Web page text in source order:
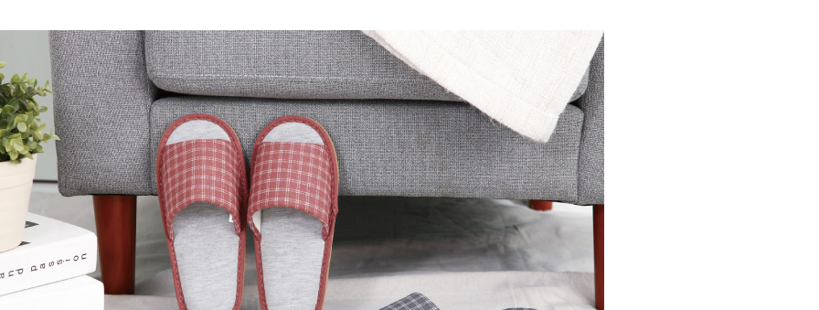
／ATM／網路銀行／等多元方式進行付款，方視為交易完成。
※ 請注意：結帳手續完成當下不需立刻繳費，但若您需要取消訂單，請聯
絡購買商品的店家。未經商家同意取消之訂單仍視為有效，需透過AFTEE
先享後付繳納相關費用。
※ 交易是否成功請以「AFTEE先享後付 」之結帳頁面顯示為準，若有關於
是否繳費成功／繳費後需取消欲退款等相關疑問，請聯繫「AFTEE先享後
付客戶支援中心」https://netprotections.freshdesk.com/support/home
【注意事項】
１．透過由恩沛科技股份有限公司提供之「AFTEE先享後付」服務完成之
交易，需依本服務之必要範圍內提供個人資料，並將交易相關給付款項請
求債權轉讓予恩沛科技股份有限公司。
２．關於個人資料處理事宜，請瀏覽以下網址：
https://aftee.tw/terms/#terms3
３．未成年的使用者請事先徵得法定代理人或監護人之同意方可使用
「AFTEE先享後付」，若未經同意申辦者引起之損失，本公司不負相關責
每筆NT$80，滿NT$490(含以上)免運費
7-11取貨付款
每筆NT$80，滿NT$490(含以上)免運費
付款後 7-11取貨
每筆NT$80，滿NT$490(含以上)免運費
宅配
每筆NT$80，滿NT$490(含以上)免運費
離島宅配
每筆NT$150，滿NT$800(含以上)免運費
港澳地區